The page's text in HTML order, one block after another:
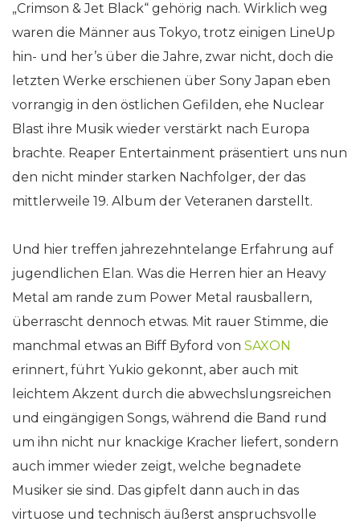
„Crimson & Jet Black“ gehörig nach. Wirklich weg
waren die Männer aus Tokyo, trotz einigen LineUp
hin- und her’s über die Jahre, zwar nicht, doch die
letzten Werke erschienen über Sony Japan eben
vorrangig in den östlichen Gefilden, ehe Nuclear
Blast ihre Musik wieder verstärkt nach Europa
brachte. Reaper Entertainment präsentiert uns nun
den nicht minder starken Nachfolger, der das
mittlerweile 19. Album der Veteranen darstellt.
Und hier treffen jahrezehntelange Erfahrung auf
jugendlichen Elan. Was die Herren hier an Heavy
Metal am rande zum Power Metal rausballern,
überrascht dennoch etwas. Mit rauer Stimme, die
manchmal etwas an Biff Byford von SAXON
erinnert, führt Yukio gekonnt, aber auch mit
leichtem Akzent durch die abwechslungsreichen
und eingängigen Songs, während die Band rund
um ihn nicht nur knackige Kracher liefert, sondern
auch immer wieder zeigt, welche begnadete
Musiker sie sind. Das gipfelt dann auch in das
virtuose und technisch äußerst anspruchsvolle